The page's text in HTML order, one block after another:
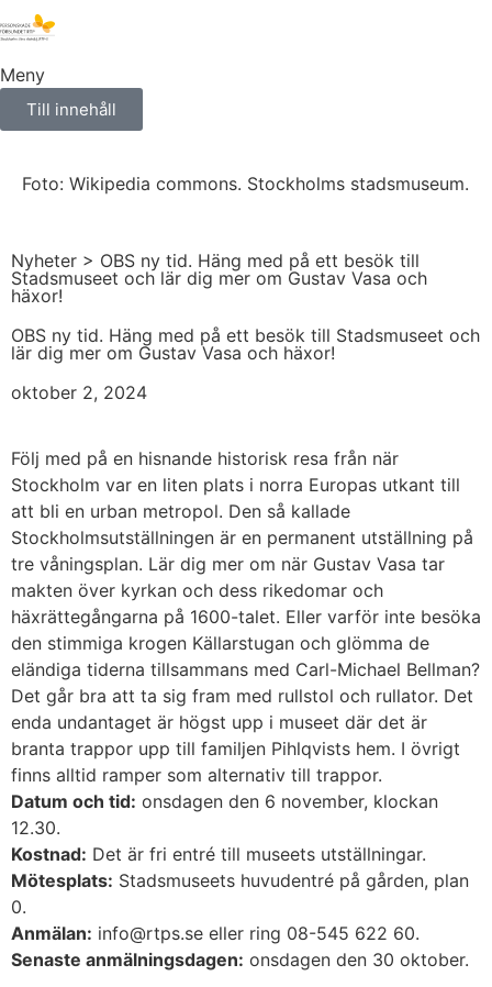
Meny
Till innehåll
Foto: Wikipedia commons. Stockholms stadsmuseum.
Nyheter > OBS ny tid. Häng med på ett besök till
Stadsmuseet och lär dig mer om Gustav Vasa och
häxor!
OBS ny tid. Häng med på ett besök till Stadsmuseet och
lär dig mer om Gustav Vasa och häxor!
oktober 2, 2024
Följ med på en hisnande historisk resa från när
Stockholm var en liten plats i norra Europas utkant till
att bli en urban metropol. Den så kallade
Stockholmsutställningen är en permanent utställning på
tre våningsplan. Lär dig mer om när Gustav Vasa tar
makten över kyrkan och dess rikedomar och
häxrättegångarna på 1600-talet. Eller varför inte besöka
den stimmiga krogen Källarstugan och glömma de
eländiga tiderna tillsammans med Carl-Michael Bellman?
Det går bra att ta sig fram med rullstol och rullator. Det
enda undantaget är högst upp i museet där det är
branta trappor upp till familjen Pihlqvists hem. I övrigt
finns alltid ramper som alternativ till trappor.
Datum och tid: onsdagen den 6 november, klockan
12.30.
Kostnad: Det är fri entré till museets utställningar.
Mötesplats: Stadsmuseets huvudentré på gården, plan
0.
Anmälan: info@rtps.se eller ring 08-545 622 60.
Senaste anmälningsdagen: onsdagen den 30 oktober.